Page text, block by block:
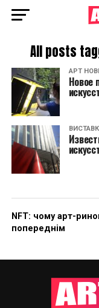
All posts
АРТ
Новое
NFT: чому арт-
попереднім